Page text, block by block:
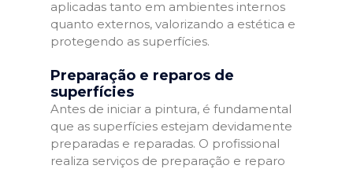
aplicadas tanto em ambientes internos
quanto externos, valorizando a estética e
protegendo as superfícies.
Preparação e reparos de
superfícies
Antes de iniciar a pintura, é fundamental
que as superfícies estejam devidamente
preparadas e reparadas. O profissional
realiza serviços de preparação e reparo